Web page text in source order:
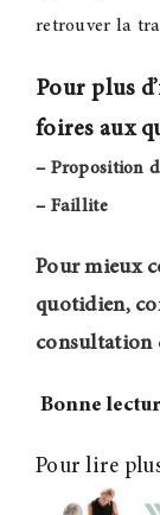
retrouver la
Pour plus
foires aux
– Proposition
– Faillite
Pour mieux
quotidien,
consultation
Bonne
Pour lire